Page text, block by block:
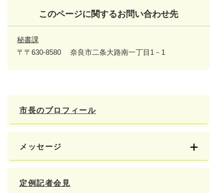
このページに関するお問い合わせ先
秘書課
〒〒630-8580
奈良市二条大路南一丁目1－1
市長のプロフィール
メッセージ
定例記者会見